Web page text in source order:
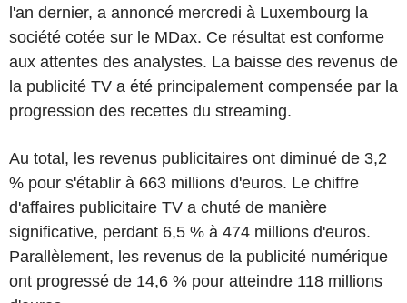
l'an dernier, a annoncé mercredi à Luxembourg la
société cotée sur le MDax. Ce résultat est conforme
aux attentes des analystes. La baisse des revenus de
la publicité TV a été principalement compensée par la
progression des recettes du streaming.
Au total, les revenus publicitaires ont diminué de 3,2
% pour s'établir à 663 millions d'euros. Le chiffre
d'affaires publicitaire TV a chuté de manière
significative, perdant 6,5 % à 474 millions d'euros.
Parallèlement, les revenus de la publicité numérique
ont progressé de 14,6 % pour atteindre 118 millions